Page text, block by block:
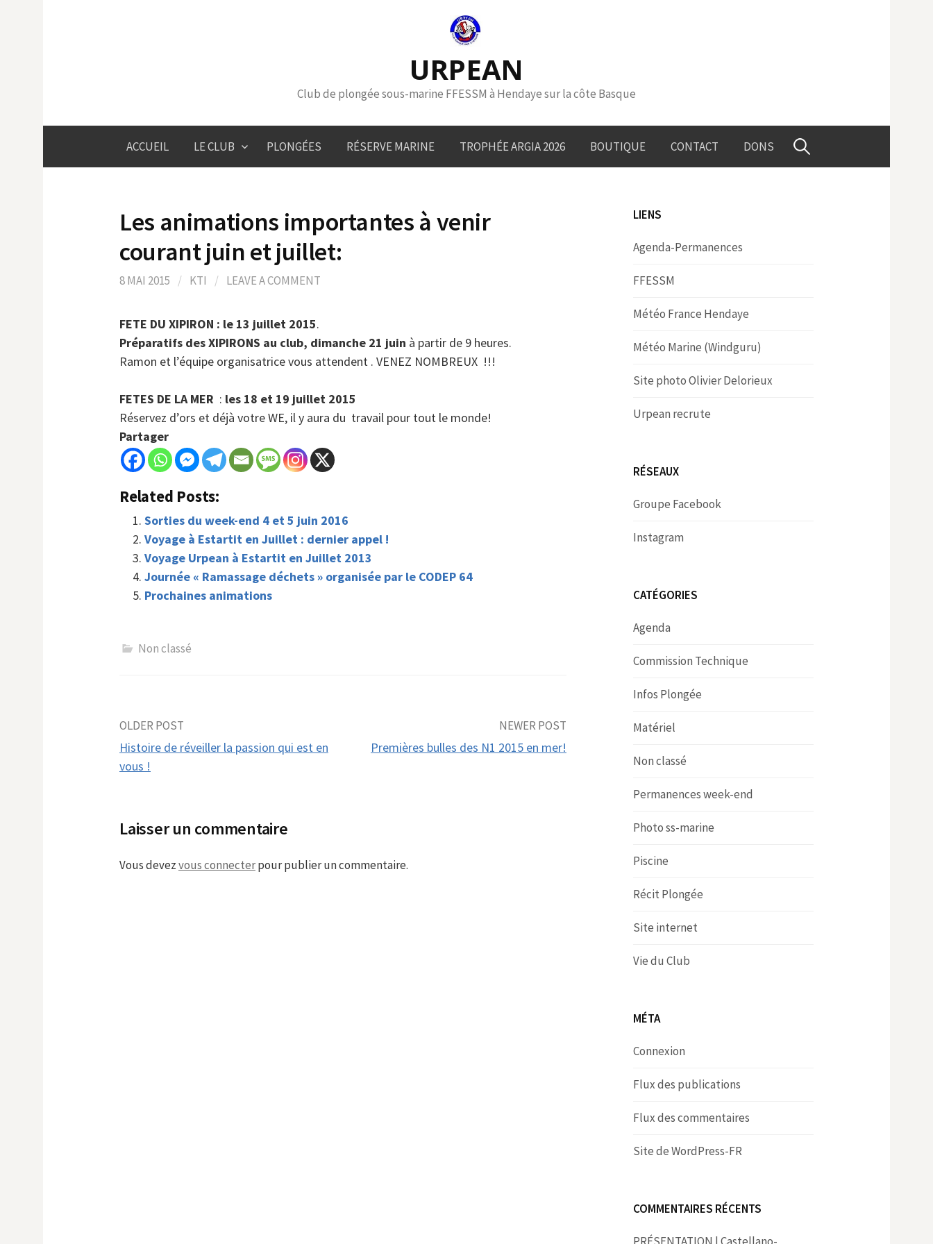
URPEAN
Club de plongée sous-marine FFESSM à Hendaye sur la côte Basque
ACCUEIL LE CLUB PLONGÉES RÉSERVE MARINE TROPHÉE ARGIA 2026 BOUTIQUE CONTACT DONS Rechercher :
Les animations importantes à venir
courant juin et juillet:
8 MAI 2015 / KTI / LEAVE A COMMENT
FETE DU XIPIRON : le 13 juillet 2015.
Préparatifs des XIPIRONS au club, dimanche 21 juin à partir de 9 heures.
Ramon et l’équipe organisatrice vous attendent . VENEZ NOMBREUX !!!
FETES DE LA MER : les 18 et 19 juillet 2015
Réservez d’ors et déjà votre WE, il y aura du travail pour tout le monde!
Partager
Related Posts:
Sorties du week-end 4 et 5 juin 2016
Voyage à Estartit en Juillet : dernier appel !
Voyage Urpean à Estartit en Juillet 2013
Journée « Ramassage déchets » organisée par le CODEP 64
Prochaines animations
Non classé
Post
navigation
OLDER POST
Histoire de réveiller la passion qui est en
vous !
NEWER POST
Premières bulles des N1 2015 en mer!
Laisser un commentaire
Vous devezvous connecterpour publier un commentaire.
LIENS
Agenda-Permanences
FFESSM
Météo France Hendaye
Météo Marine (Windguru)
Site photo Olivier Delorieux
Urpean recrute
RÉSEAUX
Groupe Facebook
Instagram
CATÉGORIES
Agenda
Commission Technique
Infos Plongée
Matériel
Non classé
Permanences week-end
Photo ss-marine
Piscine
Récit Plongée
Site internet
Vie du Club
MÉTA
Connexion
Flux des publications
Flux des commentaires
Site de WordPress-FR
COMMENTAIRES RÉCENTS